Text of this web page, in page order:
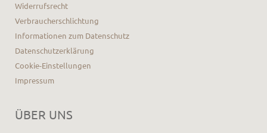
Widerrufsrecht
Verbraucherschlichtung
Informationen zum Datenschutz
Datenschutzerklärung
Cookie-Einstellungen
Impressum
ÜBER UNS